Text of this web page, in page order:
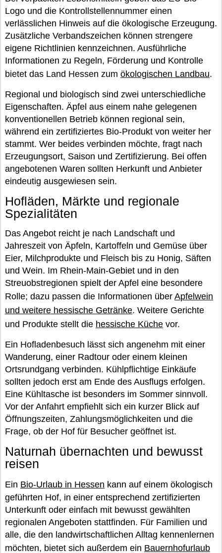
Logo und die Kontrollstellennummer einen
verlässlichen Hinweis auf die ökologische Erzeugung.
Zusätzliche Verbandszeichen können strengere
eigene Richtlinien kennzeichnen. Ausführliche
Informationen zu Regeln, Förderung und Kontrolle
bietet das Land Hessen zum ökologischen Landbau.
Regional und biologisch sind zwei unterschiedliche
Eigenschaften. Äpfel aus einem nahe gelegenen
konventionellen Betrieb können regional sein,
während ein zertifiziertes Bio-Produkt von weiter her
stammt. Wer beides verbinden möchte, fragt nach
Erzeugungsort, Saison und Zertifizierung. Bei offen
angebotenen Waren sollten Herkunft und Anbieter
eindeutig ausgewiesen sein.
Hofläden, Märkte und regionale
Spezialitäten
Das Angebot reicht je nach Landschaft und
Jahreszeit von Äpfeln, Kartoffeln und Gemüse über
Eier, Milchprodukte und Fleisch bis zu Honig, Säften
und Wein. Im Rhein-Main-Gebiet und in den
Streuobstregionen spielt der Apfel eine besondere
Rolle; dazu passen die Informationen über Apfelwein
und weitere hessische Getränke. Weitere Gerichte
und Produkte stellt die hessische Küche vor.
Ein Hofladenbesuch lässt sich angenehm mit einer
Wanderung, einer Radtour oder einem kleinen
Ortsrundgang verbinden. Kühlpflichtige Einkäufe
sollten jedoch erst am Ende des Ausflugs erfolgen.
Eine Kühltasche ist besonders im Sommer sinnvoll.
Vor der Anfahrt empfiehlt sich ein kurzer Blick auf
Öffnungszeiten, Zahlungsmöglichkeiten und die
Frage, ob der Hof für Besucher geöffnet ist.
Naturnah übernachten und bewusst
reisen
Ein Bio-Urlaub in Hessen kann auf einem ökologisch
geführten Hof, in einer entsprechend zertifizierten
Unterkunft oder einfach mit bewusst gewählten
regionalen Angeboten stattfinden. Für Familien und
alle, die den landwirtschaftlichen Alltag kennenlernen
möchten, bietet sich außerdem ein Bauernhofurlaub